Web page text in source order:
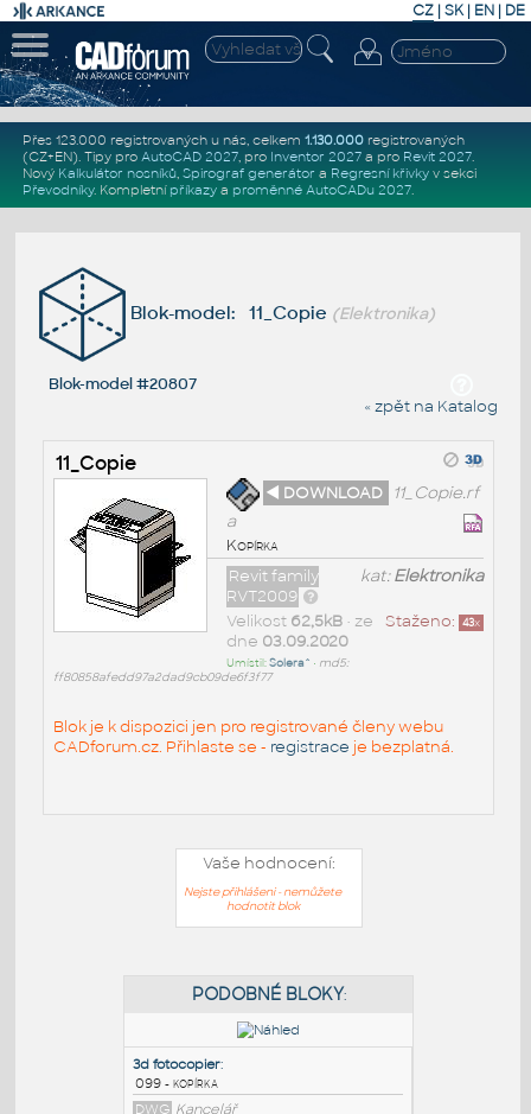
CZ | SK| EN | DE
Přes 123.000 registrovaných u nás, celkem 1.130.000registrovaných
(CZ+EN). Tipy pro AutoCAD 2027, pro Inventor 2027a pro Revit 2027.
Nový Kalkulátor nosníků, Spirograf generátor a Regresní křivkyv sekci
Převodníky. Kompletní příkazya proměnné AutoCADu 2027.
Blok-model: 11_Copie (Elektronika)
Blok-model #20807
« zpět na Katalog
11_Copie
◄ DOWNLOAD
11_Copie.rf
a
Kopírka
kat:Elektronika
Revit family
RVT2009
Staženo: 43x
Velikost 62,5kB• ze
dne 03.09.2020
Umístil:Solera^ • md5:
ff80858afedd97a2dad9cb09de6f3f77
Blok je k dispozici jen pro registrované členy webu
CADforum.cz. Přihlaste se - registrace je bezplatná.
Vaše hodnocení:
Nejste přihlášeni - nemůžete
hodnotit blok